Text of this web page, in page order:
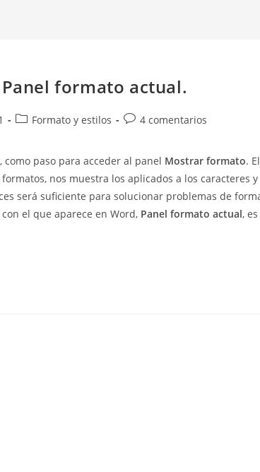
formato actual.
Categoría
entrada:
Formato y estilos
Comentarios
entrada:
4 comentarios
, como paso para acceder al panel Mostrar formato. El
nos muestra los aplicados a los caracteres
será suficiente para solucionar problemas de
el que aparece en Word, Panel formato actual,